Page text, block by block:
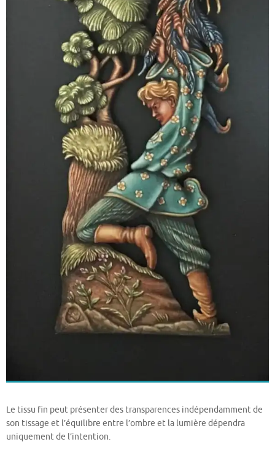
Le tissu fin peut présenter des transparences indépendamment de
son tissage et l’équilibre entre l’ombre et la lumière dépendra
uniquement de l’intention.